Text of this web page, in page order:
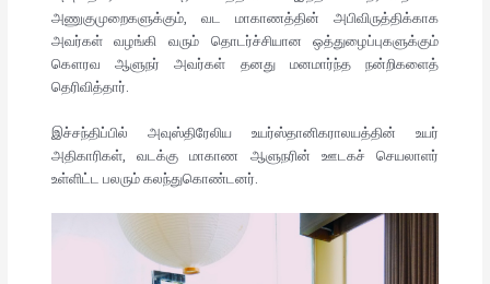
அணுகுமுறைகளுக்கும், வட மாகாணத்தின் அபிவிருத்திக்காக
அவர்கள் வழங்கி வரும் தொடர்ச்சியான ஒத்துழைப்புகளுக்கும்
கௌரவ ஆளுநர் அவர்கள் தனது மனமார்ந்த நன்றிகளைத்
தெரிவித்தார்.
இச்சந்திப்பில் அவுஸ்திரேலிய உயர்ஸ்தானிகராலயத்தின் உயர்
அதிகாரிகள், வடக்கு மாகாண ஆளுநரின் ஊடகச் செயலாளர்
உள்ளிட்ட பலரும் கலந்துகொண்டனர்.